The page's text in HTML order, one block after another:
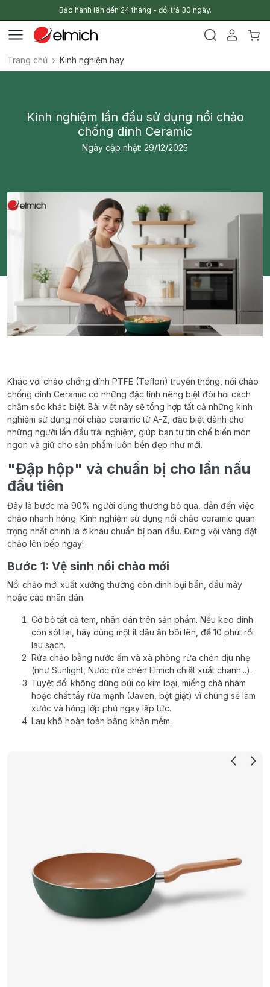
Bảo hành lên đến 24 tháng - đổi trả 30 ngày.
Trang chủ Kinh nghiệm hay
Kinh nghiệm lần đầu sử dụng nồi chảo
chống dính Ceramic
Ngày cập nhật: 29/12/2025
Khác với chảo chống dính PTFE (Teflon) truyền thống, nồi chảo
chống dính Ceramic có những đặc tính riêng biệt đòi hỏi cách
chăm sóc khác biệt. Bài viết này sẽ tổng hợp tất cả những kinh
nghiệm sử dụng nồi chảo ceramic từ A-Z, đặc biệt dành cho
những người lần đầu trải nghiệm, giúp bạn tự tin chế biến món
ngon và giữ cho sản phẩm luôn bền đẹp như mới.
"Đập hộp" và chuẩn bị cho lần nấu
đầu tiên
Đây là bước mà 90% người dùng thường bỏ qua, dẫn đến việc
chảo nhanh hỏng. Kinh nghiệm sử dụng nồi chảo ceramic quan
trọng nhất chính là ở khâu chuẩn bị ban đầu. Đừng vội vàng đặt
chảo lên bếp ngay!
Bước 1: Vệ sinh nồi chảo mới
Nồi chảo mới xuất xưởng thường còn dính bụi bẩn, dầu máy
hoặc các nhãn dán.
Gỡ bỏ tất cả tem, nhãn dán trên sản phẩm. Nếu keo dính
còn sót lại, hãy dùng một ít dầu ăn bôi lên, để 10 phút rồi
lau sạch.
Rửa chảo bằng nước ấm và xà phòng rửa chén dịu nhẹ
(như Sunlight, Nước rửa chén Elmich chiết xuất chanh...).
Tuyệt đối không dùng búi cọ kim loại, miếng chà nhám
hoặc chất tẩy rửa mạnh (Javen, bột giặt) vì chúng sẽ làm
xước và hỏng lớp phủ ngay lập tức.
Lau khô hoàn toàn bằng khăn mềm.